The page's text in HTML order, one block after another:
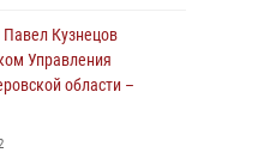
мужчину,
горожанки
Кузнецов
Управления
области –